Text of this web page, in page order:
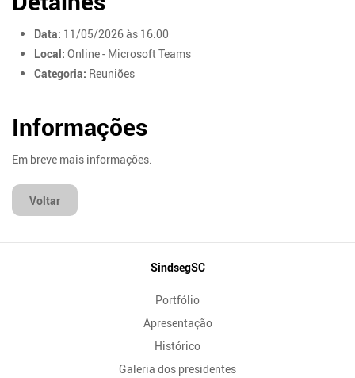
Data: 11/05/2026 às 16:00
Local: Online - Microsoft Teams
Categoria: Reuniões
Informações
Em breve mais informações.
Voltar
SindsegSC
Portfólio
Apresentação
Histórico
Galeria dos presidentes